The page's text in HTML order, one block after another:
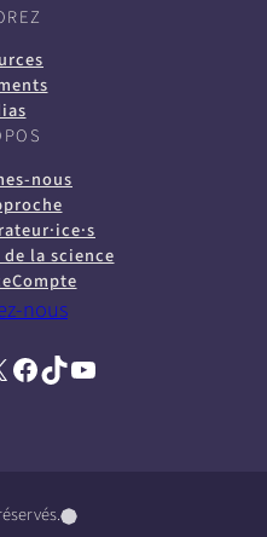
nous
de la science
nous
Facebook(opens in a new tab) TikTok(opens in a new tab) YouTube(opens in a new tab)
(((